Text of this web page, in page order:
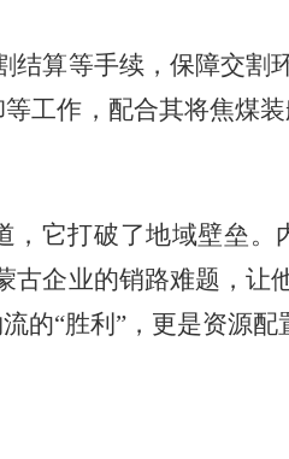
算等手续，保障交割
工作，配合其将焦煤
它打破了地域壁垒。
企业的销路难题，让
“胜利”，更是资源配